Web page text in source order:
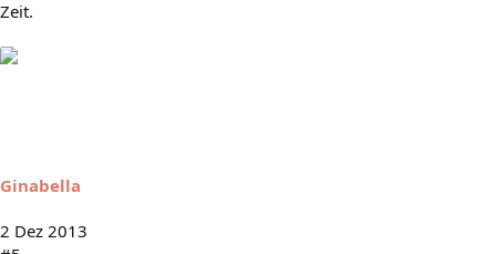
Zeit.
Ginabella
2 Dez 2013